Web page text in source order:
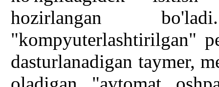
hozirlangan
"kompyuterlashtirilgan"
dasturlanadigan taymer,